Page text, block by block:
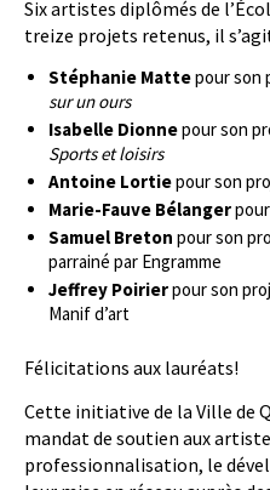
Six artistes diplômés de
treize projets retenus, il
Stéphanie Mattepour son
sur un ours
Isabelle Dionnepour son
Sports et loisirs
Antoine Lortiepour son
Marie-Fauve Bélanger
Samuel Breton pour son
parrainé par Engramme
Jeffrey Poirierpour son
Manif d’art
Félicitations aux lauréats!
Cette initiative de la Ville de
mandat de soutien aux
professionnalisation, le